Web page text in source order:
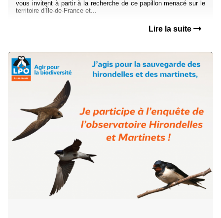
vous invitent à partir à la recherche de ce papillon menacé sur le
territoire d’Île-de-France et...
Lire la suite